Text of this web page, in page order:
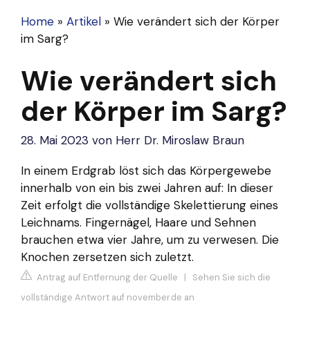
Home » Artikel » Wie verändert sich der Körper
im Sarg?
Wie verändert sich
der Körper im Sarg?
28. Mai 2023 von Herr Dr. Miroslaw Braun
In einem Erdgrab löst sich das Körpergewebe
innerhalb von ein bis zwei Jahren auf: In dieser
Zeit erfolgt die vollständige Skelettierung eines
Leichnams. Fingernägel, Haare und Sehnen
brauchen etwa vier Jahre, um zu verwesen. Die
Knochen zersetzen sich zuletzt.
Antrag auf Entfernung der Quelle | Sehen Sie sich die
vollständige Antwort auf november.de an